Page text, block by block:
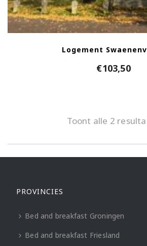
Logement
€103,50
Toont alle 2
PROVINCIES
Bed and breakfast Groningen
Bed and breakfast Friesland